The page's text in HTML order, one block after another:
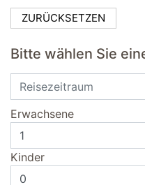
ZURÜCKSETZEN
Bitte wählen Sie
Erwachsene
Kinder